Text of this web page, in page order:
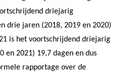
driejarig
drie jaren (2018, 2019 en 2020)
is het voortschrijdend driejarig
en 2021) 19,7 dagen en dus
rapportage over de